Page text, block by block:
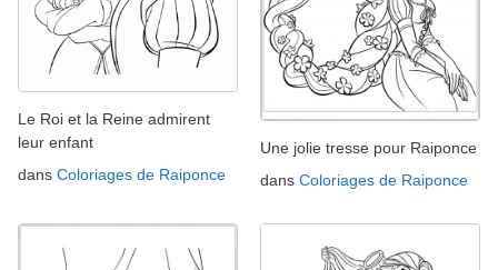
Le Roi et la Reine admirent
leur enfant
dans Coloriages de Raiponce
Une jolie tresse pour Raiponce
dans Coloriages de Raiponce